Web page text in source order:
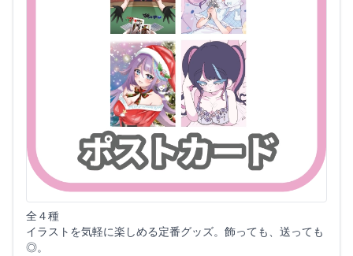
全４種
イラストを気軽に楽しめる定番グッズ。飾っても、送っても
◎。